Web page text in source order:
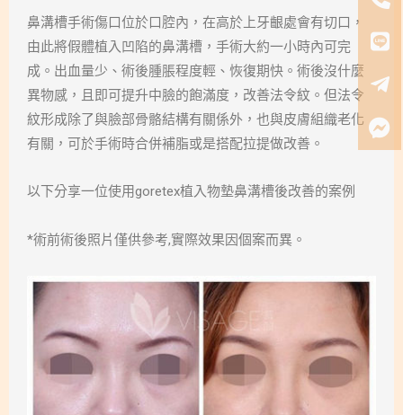
鼻溝槽手術傷口位於口腔內，在高於上牙齦處會有切口，
由此將假體植入凹陷的鼻溝槽，手術大約一小時內可完
成。出血量少、術後腫脹程度輕、恢復期快。術後沒什麼
異物感，且即可提升中臉的飽滿度，改善法令紋。但法令
紋形成除了與臉部骨骼結構有關係外，也與皮膚組織老化
有關，可於手術時合併補脂或是搭配拉提做改善。
以下分享一位使用goretex植入物墊鼻溝槽後改善的案例
*術前術後照片僅供參考,實際效果因個案而異。